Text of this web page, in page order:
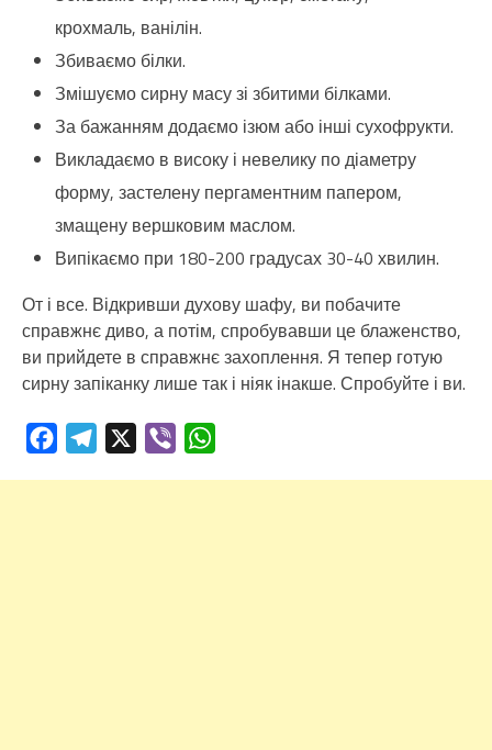
крохмаль, ванілін.
Збиваємо білки.
Змішуємо сирну масу зі збитими білками.
За бажанням додаємо ізюм або інші сухофрукти.
Викладаємо в високу і невелику по діаметру
форму, застелену пергаментним папером,
змащену вершковим маслом.
Випікаємо при 180-200 градусах 30-40 хвилин.
От і все. Відкривши духову шафу, ви побачите
справжнє диво, а потім, спробувавши це блаженство,
ви прийдете в справжнє захоплення. Я тепер готую
сирну запіканку лише так і ніяк інакше. Спробуйте і ви.
FacebookTelegram Viber